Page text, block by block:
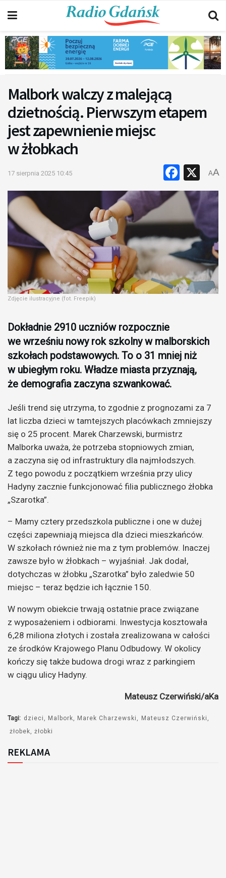
Malbork walczy z malejącą
dzietnością. Pierwszym etapem
jest zapewnienie miejsc
w żłobkach
17 sierpnia 2025 10:45 X
AA
Zdjęcie ilustracyjne (fot. Freepik)
Dokładnie 2910 uczniów rozpocznie
we wrześniu nowy rok szkolny w malborskich
szkołach podstawowych. To o 31 mniej niż
w ubiegłym roku. Władze miasta przyznają,
że demografia zaczyna szwankować.
Jeśli trend się utrzyma, to zgodnie z prognozami za 7
lat liczba dzieci w tamtejszych placówkach zmniejszy
się o 25 procent. Marek Charzewski, burmistrz
Malborka uważa, że potrzeba stopniowych zmian,
a zaczyna się od infrastruktury dla najmłodszych.
Z tego powodu z początkiem września przy ulicy
Hadyny zacznie funkcjonować filia publicznego żłobka
„Szarotka”.
– Mamy cztery przedszkola publiczne i one w dużej
części zapewniają miejsca dla dzieci mieszkańców.
W szkołach również nie ma z tym problemów. Inaczej
zawsze było w żłobkach – wyjaśniał. Jak dodał,
dotychczas w żłobku „Szarotka” było zaledwie 50
miejsc – teraz będzie ich łącznie 150.
W nowym obiekcie trwają ostatnie prace związane
z wyposażeniem i odbiorami. Inwestycja kosztowała
6,28 miliona złotych i została zrealizowana w całości
ze środków Krajowego Planu Odbudowy. W okolicy
kończy się także budowa drogi wraz z parkingiem
w ciągu ulicy Hadyny.
Mateusz Czerwiński/aKa
Tagi: dzieci Malbork Marek Charzewski
Mateusz Czerwiński
żłobek
żłobki
REKLAMA